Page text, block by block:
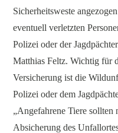
Sicherheitsweste
eventuell verletzten
Polizei oder der
Matthias Feltz. Wichtig für
Versicherung ist die
Polizei oder dem
„Angefahrene Tiere
Absicherung des